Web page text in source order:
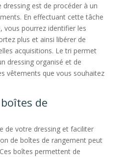
est de procéder à un
En effectuant cette tâche
vous pourrez identifier les
plus et ainsi libérer de
acquisitions. Le tri permet
dressing organisé et de
vêtements que vous souhaitez
de
de votre dressing et faciliter
de boîtes de rangement peut
boîtes permettent de